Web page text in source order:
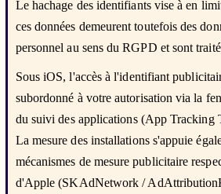
Le hachage des identifiants vise à en
ces données demeurent toutefois des
personnel au sens du RGPD et sont
Sous iOS, l'accès à l'identifiant
subordonné à votre autorisation via la
du suivi des applications (App Tracking
La mesure des installations s'appuie
mécanismes de mesure publicitaire
d'Apple (SKAdNetwork /